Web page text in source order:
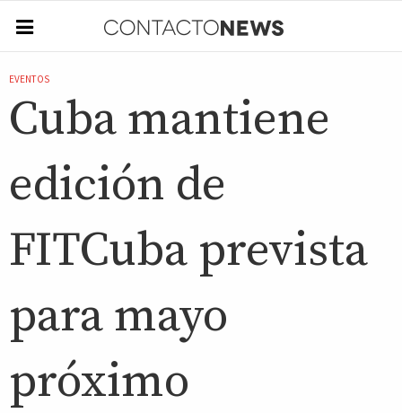
EVENTOS
Cuba mantiene
edición de
FITCuba prevista
para mayo
próximo